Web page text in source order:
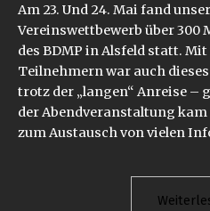
Am 23. Und 24. Mai fand
Vereinswettbewerb über 300
des BDMP in Alsfeld statt.
Teilnehmern war auch
trotz der „langen“ Anreise –
der Abendveranstaltung
zum Austausch von vielen